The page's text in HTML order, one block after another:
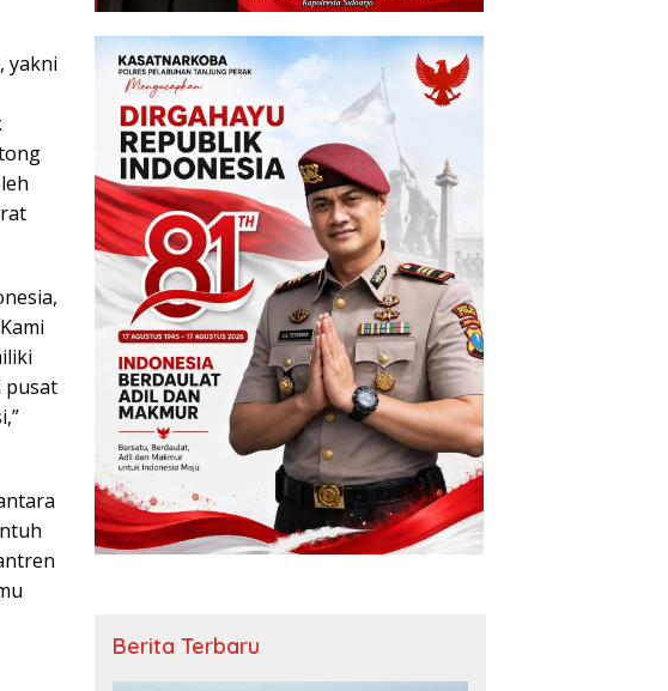
yakni
pusat
Berita Terbaru